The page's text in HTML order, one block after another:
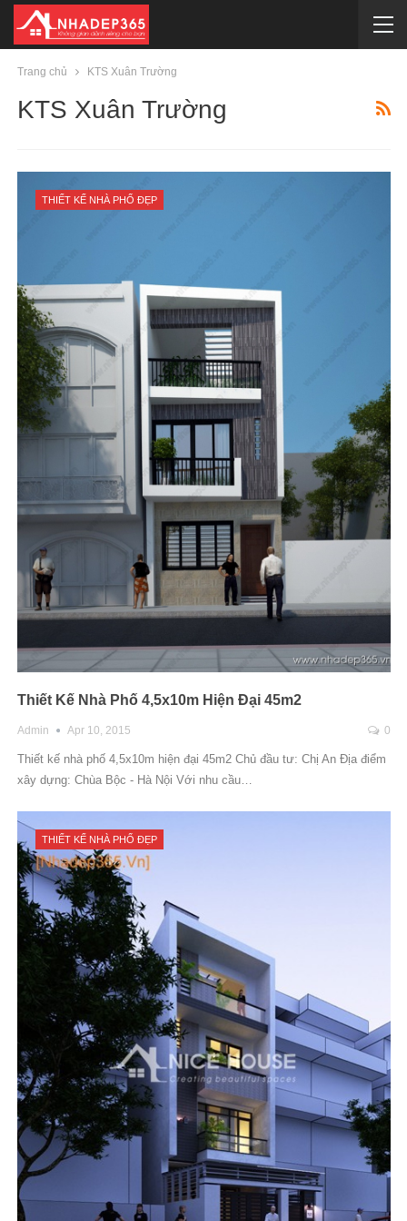
Trang chủ KTS Xuân Trường
KTS Xuân Trường
THIẾT KẾ NHÀ PHỐ ĐẸP
Thiết Kế Nhà Phố 4,5x10m Hiện Đại 45m2
Admin Apr 10, 2015 0
Thiết kế nhà phố 4,5x10m hiện đại 45m2 Chủ đầu tư: Chị An Địa điểm
xây dựng: Chùa Bộc - Hà Nội Với nhu cầu…
THIẾT KẾ NHÀ PHỐ ĐẸP